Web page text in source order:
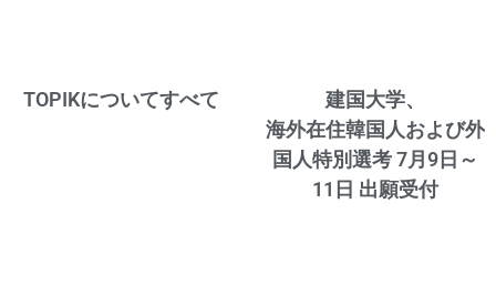
TOPIKについてすべて
建国大学、
海外在住韓国人および外
国人特別選考 7月9日～
11日 出願受付